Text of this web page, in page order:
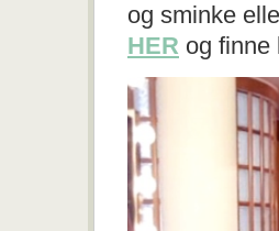
og sminke
HER og finne